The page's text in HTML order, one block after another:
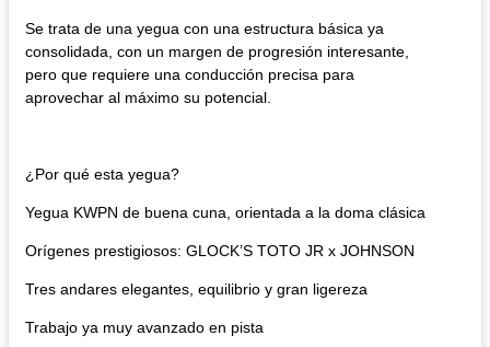
Se trata de una yegua con una estructura básica ya
consolidada, con un margen de progresión interesante,
pero que requiere una conducción precisa para
aprovechar al máximo su potencial.
¿Por qué esta yegua?
Yegua KWPN de buena cuna, orientada a la doma clásica
Orígenes prestigiosos: GLOCK’S TOTO JR x JOHNSON
Tres andares elegantes, equilibrio y gran ligereza
Trabajo ya muy avanzado en pista